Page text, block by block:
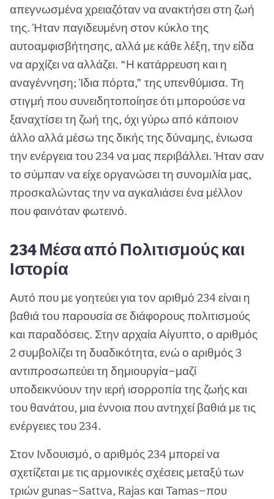
απεγνωσμένα χρειαζόταν να ανακτήσει στη ζωή
της. Ήταν παγιδευμένη στον κύκλο της
αυτοαμφισβήτησης, αλλά με κάθε λέξη, την είδα
να αρχίζει να αλλάζει. “Η κατάρρευση και η
αναγέννηση; Ίδια πόρτα,” της υπενθύμισα. Τη
στιγμή που συνειδητοποίησε ότι μπορούσε να
ξαναχτίσει τη ζωή της, όχι γύρω από κάποιον
άλλο αλλά μέσω της δικής της δύναμης, ένιωσα
την ενέργεια του 234 να μας περιβάλλει. Ήταν σαν
το σύμπαν να είχε οργανώσει τη συνομιλία μας,
προσκαλώντας την να αγκαλιάσει ένα μέλλον
που φαινόταν φωτεινό.
234 Μέσα από Πολιτισμούς και
Ιστορία
Αυτό που με γοητεύει για τον αριθμό 234 είναι η
βαθιά του παρουσία σε διάφορους πολιτισμούς
και παραδόσεις. Στην αρχαία Αίγυπτο, ο αριθμός
2 συμβολίζει τη δυαδικότητα, ενώ ο αριθμός 3
αντιπροσωπεύει τη δημιουργία—μαζί
υποδεικνύουν την ιερή ισορροπία της ζωής και
του θανάτου, μια έννοια που αντηχεί βαθιά με τις
ενέργειες του 234.
Στον Ινδουισμό, ο αριθμός 234 μπορεί να
σχετίζεται με τις αρμονικές σχέσεις μεταξύ των
τριών gunas—Sattva, Rajas και Tamas—που